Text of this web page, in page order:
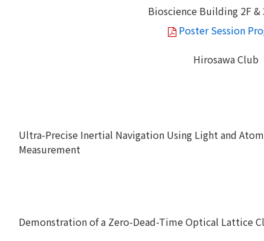
Bioscience Building 2F &
Poster Session
Hirosawa Club
Ultra-Precise Inertial Navigation Using Light and
Measurement
Demonstration of a Zero-Dead-Time Optical Lattice